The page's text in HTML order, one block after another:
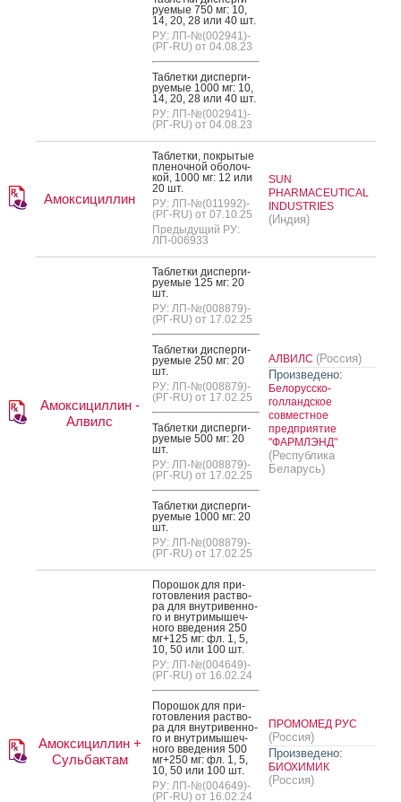
ру­емые 750 мг: 10,
14, 20, 28 или 40 шт.
РУ: ЛП-№(002941)-
(РГ-RU) от 04.08.23
Таб­летки дис­перги­
ру­емые 1000 мг: 10,
14, 20, 28 или 40 шт.
РУ: ЛП-№(002941)-
(РГ-RU) от 04.08.23
Амоксициллин
Таб­летки, пок­ры­тые
пле­ноч­ной обо­лоч­
кой, 1000 мг: 12 или
20 шт.
РУ: ЛП-№(011992)-
(РГ-RU) от 07.10.25
Предыдущий РУ:
ЛП-006933
SUN
PHARMACEUTICAL
INDUSTRIES
(Индия)
Амоксициллин -
Алвилс
Таб­летки дис­перги­
ру­емые 125 мг: 20
шт.
РУ: ЛП-№(008879)-
(РГ-RU) от 17.02.25
Таб­летки дис­перги­
ру­емые 250 мг: 20
шт.
РУ: ЛП-№(008879)-
(РГ-RU) от 17.02.25
Таб­летки дис­перги­
ру­емые 500 мг: 20
шт.
РУ: ЛП-№(008879)-
(РГ-RU) от 17.02.25
Таб­летки дис­перги­
ру­емые 1000 мг: 20
шт.
РУ: ЛП-№(008879)-
(РГ-RU) от 17.02.25
АЛВИЛС (Россия)
Произведено:
Белорусско-
голландское
совместное
предприятие
"ФАРМЛЭНД"
(Республика
Беларусь)
Амоксициллин +
Сульбактам
По­рошок для при­
готов­ле­ния рас­тво­
ра для внут­ри­вен­но­
го и внут­ри­мышеч­
но­го вве­дения 250
мг+125 мг: фл. 1, 5,
10, 50 или 100 шт.
РУ: ЛП-№(004649)-
(РГ-RU) от 16.02.24
По­рошок для при­
готов­ле­ния рас­тво­
ра для внут­ри­вен­но­
го и внут­ри­мышеч­
но­го вве­дения 500
мг+250 мг: фл. 1, 5,
10, 50 или 100 шт.
РУ: ЛП-№(004649)-
(РГ-RU) от 16.02.24
ПРОМОМЕД РУС
(Россия)
Произведено:
БИОХИМИК
(Россия)